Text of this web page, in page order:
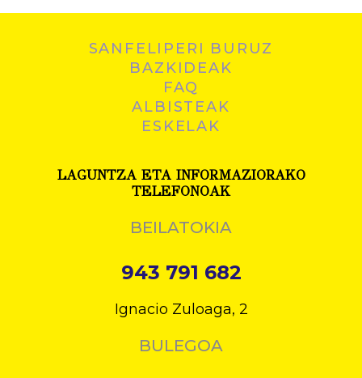
SANFELIPERI BURUZ
BAZKIDEAK
FAQ
ALBISTEAK
ESKELAK
LAGUNTZA ETA INFORMAZIORAKO
TELEFONOAK
BEILATOKIA
943 791 682
Ignacio Zuloaga, 2
BULEGOA